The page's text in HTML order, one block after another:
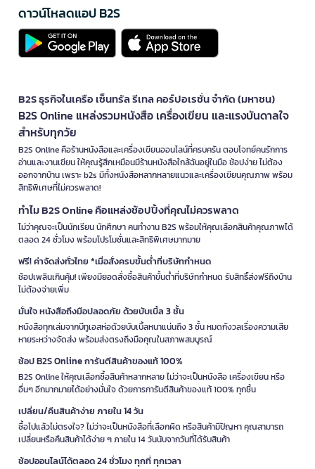
ดาวน์โหลดแอป B2S
B2S ธุรกิจในเครือ เซ็นทรัล รีเทล คอร์ปอเรชั่น จำกัด (มหาชน)
B2S Online แหล่งรวมหนังสือ เครื่องเขียน และแรงบันดาลใจ
สำหรับทุกวัย
B2S Online คือร้านหนังสือและเครื่องเขียนออนไลน์ที่ครบครัน ตอบโจทย์คนรักการ
อ่านและงานเขียน ให้คุณรู้สึกเหมือนมีร้านหนังสือใกล้ฉันอยู่ในมือ ช้อปง่าย ไม่ต้อง
ออกจากบ้าน เพราะ b2s มีทั้งหนังสือหลากหลายแนวและเครื่องเขียนคุณภาพ พร้อม
สิทธิพิเศษที่ไม่ควรพลาด!
ทำไม B2S Online คือแหล่งช้อปปิ้งที่คุณไม่ควรพลาด
ไม่ว่าคุณจะเป็นนักเรียน นักศึกษา คนทำงาน B2S พร้อมให้คุณเลือกสินค้าคุณภาพได้
ตลอด 24 ชั่วโมง พร้อมโปรโมชั่นและสิทธิพิเศษมากมาย
ฟรี! ค่าจัดส่งทั่วไทย *เมื่อสั่งครบขั้นต่ำที่บริษัทกำหนด
ช้อปเพลินเกินคุ้ม! เพียงมียอดสั่งซื้อสินค้าขั้นต่ำที่บริษัทกำหนด รับสิทธิ์ส่งฟรีถึงบ้าน
ไม่ต้องจ่ายเพิ่ม
มั่นใจ หนังสือถึงมือปลอดภัย ด้วยบับเบิ้ล 3 ชั้น
หนังสือทุกเล่มจากบีทูเอสห่อด้วยบับเบิ้ลหนาแน่นถึง 3 ชั้น หมดกังวลเรื่องความเสีย
หายระหว่างจัดส่ง พร้อมส่งตรงถึงมือคุณในสภาพสมบูรณ์
ช้อป B2S Online การันตีสินค้าของแท้ 100%
B2S Online ให้คุณเลือกซื้อสินค้าหลากหลาย ไม่ว่าจะเป็นหนังสือ เครื่องเขียน หรือ
อื่นๆ อีกมากมายได้อย่างมั่นใจ ด้วยการการันตีสินค้าของแท้ 100% ทุกชิ้น
เปลี่ยน/คืนสินค้าง่าย ภายใน 14 วัน
ซื้อไปแล้วไม่ตรงใจ? ไม่ว่าจะเป็นหนังสือที่เลือกผิด หรือสินค้ามีปัญหา คุณสามารถ
เปลี่ยนหรือคืนสินค้าได้ง่าย ๆ ภายใน 14 วันนับจากวันที่ได้รับสินค้า
ช้อปออนไลน์ได้ตลอด 24 ชั่วโมง ทุกที่ ทุกเวลา